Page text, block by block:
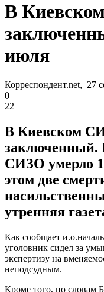
В
июля
Корреспондент.net, 27
0
22
В Киевском
заключенный.
СИЗО умерло
этом две
утренняя
Как сообщает
уголовник сидел за
экспертизу на
неподсудным.
Кроме того, по словам